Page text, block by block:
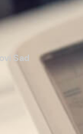
Sad